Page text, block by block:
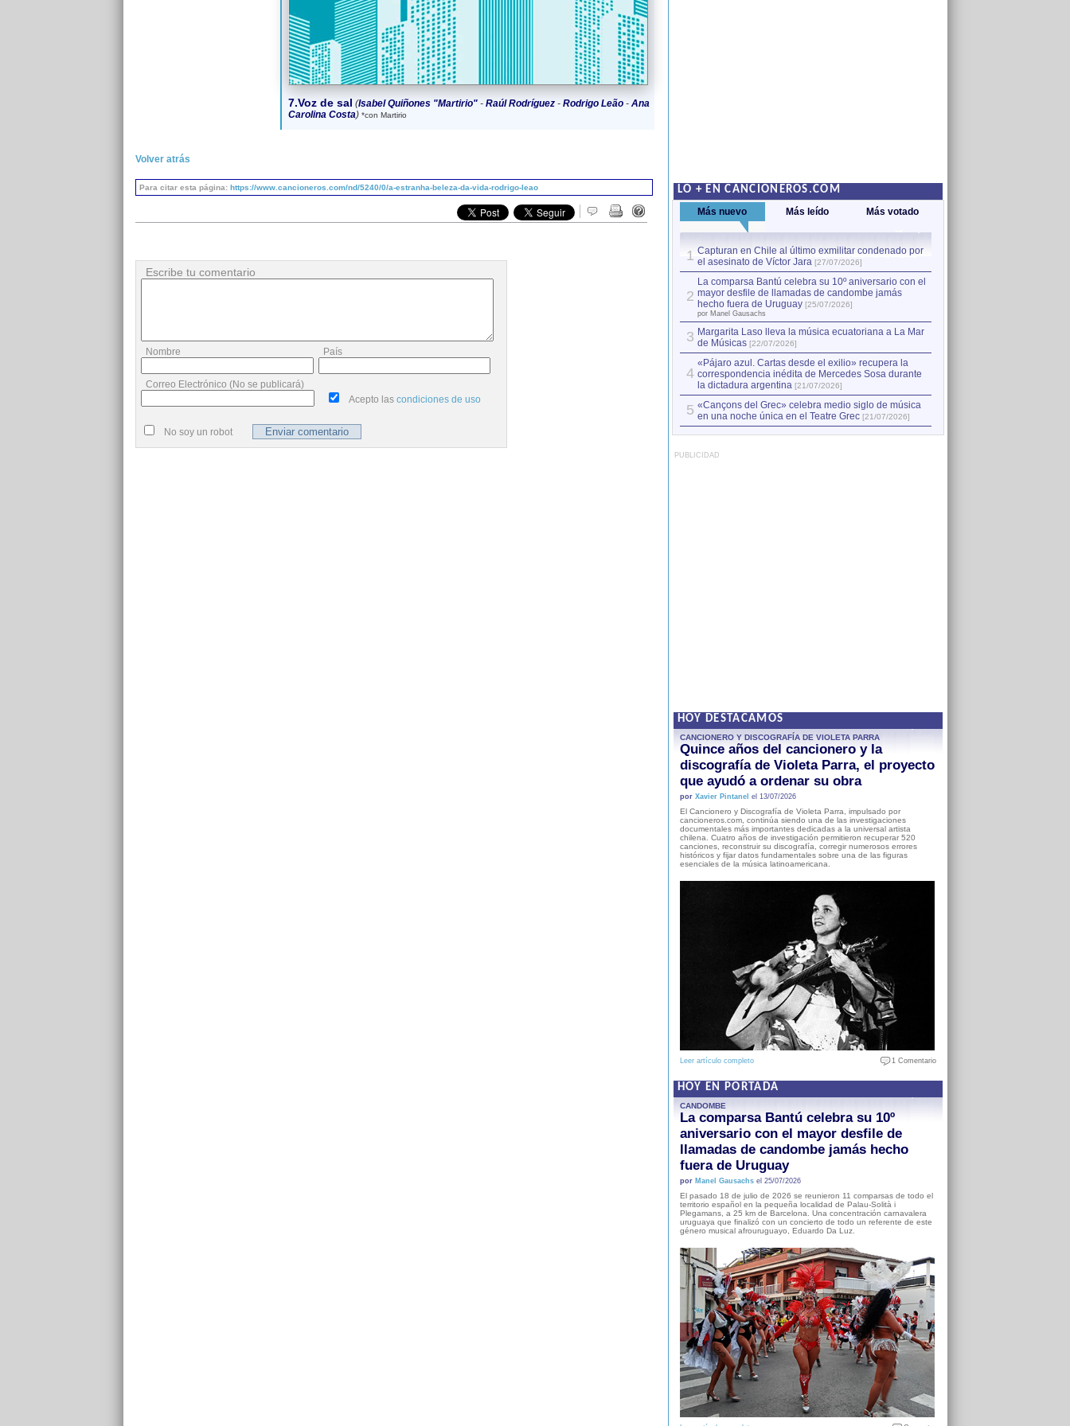
7.Voz de sal (Isabel Quiñones "Martirio"- Raúl Rodríguez- Rodrigo Leão- Ana
Carolina Costa)*con Martirio
Volver atrás
Para citar esta página: https://www.cancioneros.com/nd/5240/0/a-estranha-beleza-da-vida-rodrigo-leao
Escribe tu comentario
Nombre País
Correo Electrónico (No se publicará)
Acepto las condiciones de uso
No soy un robot
LO + EN CANCIONEROS.COM
Más nuevo Más leído Más votado
1 Capturan en Chile al último exmilitar condenado por
el asesinato de Víctor Jara [27/07/2026]
2
La comparsa Bantú celebra su 10º aniversario con el
mayor desfile de llamadas de candombe jamás
hecho fuera de Uruguay [25/07/2026]
por Manel Gausachs
3 Margarita Laso lleva la música ecuatoriana a La Mar
de Músicas [22/07/2026]
4
«Pájaro azul. Cartas desde el exilio» recupera la
correspondencia inédita de Mercedes Sosa durante
la dictadura argentina [21/07/2026]
5 «Cançons del Grec» celebra medio siglo de música
en una noche única en el Teatre Grec [21/07/2026]
PUBLICIDAD
HOY DESTACAMOS
CANCIONERO Y DISCOGRAFÍA DE VIOLETA PARRA
Quince años del cancionero y la
discografía de Violeta Parra, el proyecto
que ayudó a ordenar su obra
por Xavier Pintanel el 13/07/2026
El Cancionero y Discografía de Violeta Parra, impulsado por
cancioneros.com, continúa siendo una de las investigaciones
documentales más importantes dedicadas a la universal artista
chilena. Cuatro años de investigación permitieron recuperar 520
canciones, reconstruir su discografía, corregir numerosos errores
históricos y fijar datos fundamentales sobre una de las figuras
esenciales de la música latinoamericana.
Leer artículo completo 1 Comentario
HOY EN PORTADA
CANDOMBE
La comparsa Bantú celebra su 10º
aniversario con el mayor desfile de
llamadas de candombe jamás hecho
fuera de Uruguay
por Manel Gausachsel 25/07/2026
El pasado 18 de julio de 2026 se reunieron 11 comparsas de todo el
territorio español en la pequeña localidad de Palau-Solità i
Plegamans, a 25 km de Barcelona. Una concentración carnavalera
uruguaya que finalizó con un concierto de todo un referente de este
género musical afrouruguayo, Eduardo Da Luz.